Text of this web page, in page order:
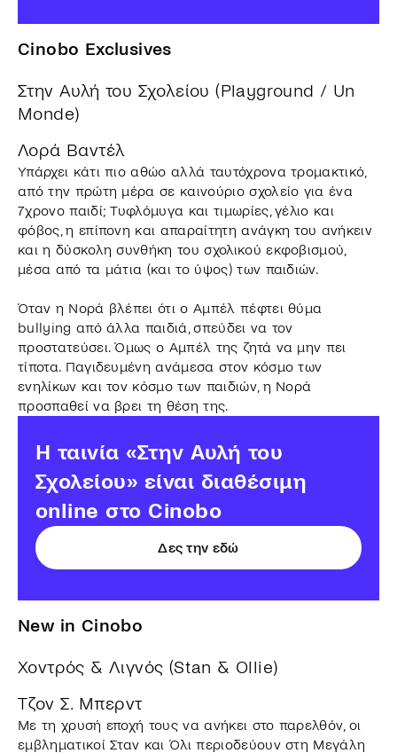
Cinobo Exclusives
Στην Αυλή του Σχολείου (Playground / Un
Monde)
Λορά Βαντέλ
Υπάρχει κάτι πιο αθώο αλλά ταυτόχρονα τρομακτικό,
από την πρώτη μέρα σε καινούριο σχολείο για ένα
7χρονο παιδί; Τυφλόμυγα και τιμωρίες, γέλιο και
φόβος, η επίπονη και απαραίτητη ανάγκη του ανήκειν
και η δύσκολη συνθήκη του σχολικού εκφοβισμού,
μέσα από τα μάτια (και το ύψος) των παιδιών.
Όταν η Νορά βλέπει ότι ο Αμπέλ πέφτει θύμα
bullying από άλλα παιδιά, σπεύδει να τον
προστατεύσει. Όμως ο Αμπέλ της ζητά να μην πει
τίποτα. Παγιδευμένη ανάμεσα στον κόσμο των
ενηλίκων και τον κόσμο των παιδιών, η Νορά
προσπαθεί να βρει τη θέση της.
Η ταινία «Στην Αυλή του
Σχολείου» είναι διαθέσιμη
online στο Cinobo
Δες την εδώ
New in Cinobo
Χοντρός & Λιγνός (Stan & Ollie)
Τζον Σ. Μπερντ
Με τη χρυσή εποχή τους να ανήκει στο παρελθόν, οι
εμβληματικοί Σταν και Όλι περιοδεύουν στη Μεγάλη